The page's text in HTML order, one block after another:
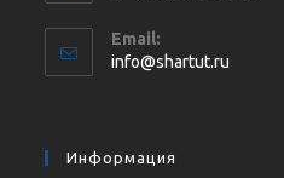
в
вашем
Email:
info@shartut.ru
Информация